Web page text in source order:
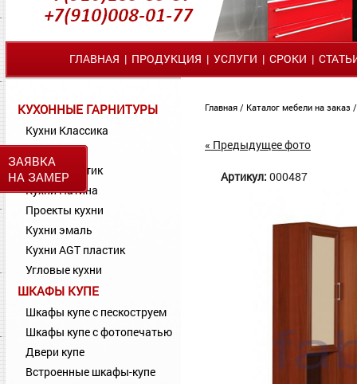
ЗАЯВКА
НА ЗАМЕР
ГЛАВНАЯ | ПРОДУКЦИЯ | УСЛУГИ | СРОКИ |
КУХОННЫЕ ГАРНИТУРЫ
Кухни Классика
Кухни МДФ
Кухни Пластик
Кухни Патина
Проекты кухни
Кухни эмаль
Кухни AGT пластик
Угловые кухни
ШКАФЫ КУПЕ
Шкафы купе с пескоструем
Шкафы купе с фотопечатью
Двери купе
Встроенные шкафы-купе
Главная / Каталог мебели на заказ
« Предыдущее фото
Артикул: 000487